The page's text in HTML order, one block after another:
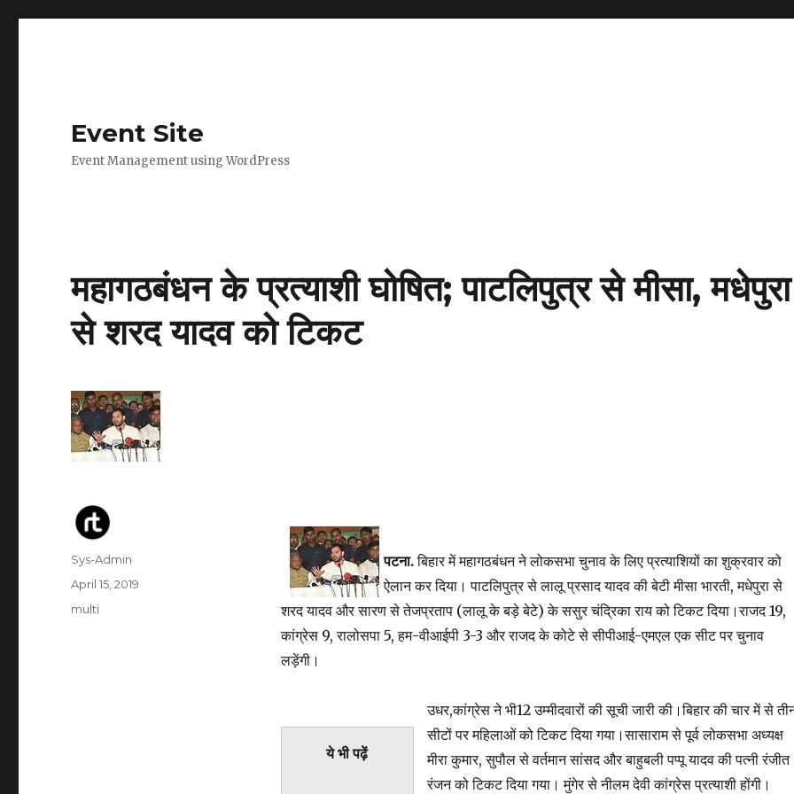
Event Site
Event Management using WordPress
महागठबंधन के प्रत्याशी घोषित; पाटलिपुत्र से मीसा, मधेपुरा
से शरद यादव को टिकट
पटना.बिहार में महागठबंधन ने लोकसभा चुनाव के लिए प्रत्याशियों का शुक्रवार को
ऐलान कर दिया। पाटलिपुत्र से लालू प्रसाद यादव की बेटी मीसा भारती, मधेपुरा से
शरद यादव और सारण से तेजप्रताप (लालू के बड़े बेटे) के ससुर चंद्रिका राय को टिकट दिया।राजद 19,
कांग्रेस 9, रालोसपा 5, हम-वीआईपी 3-3 और राजद के कोटे से सीपीआई-एमएल एक सीट पर चुनाव
लड़ेंगी।
ये भी पढ़ें
उधर,कांग्रेस ने भी12 उम्मीदवारों की सूची जारी की।बिहार की चार में से
सीटों पर महिलाओं को टिकट दिया गया।सासाराम से पूर्व लोकसभा अध्यक्ष
मीरा कुमार, सुपौल से वर्तमान सांसद और बाहुबली पप्पू यादव की पत्नी रंजीत
रंजन को टिकट दिया गया। मुंगेर से नीलम देवी कांग्रेस प्रत्याशी होंगी।
Author
Sys-Admin
Posted
April 15, 2019
Categories
multi